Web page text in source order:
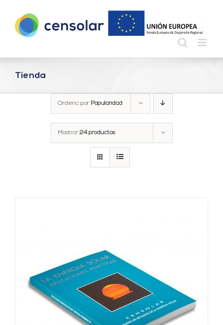
contenido
Tienda
Ordena por Popularidad
Mostrar 24 productos